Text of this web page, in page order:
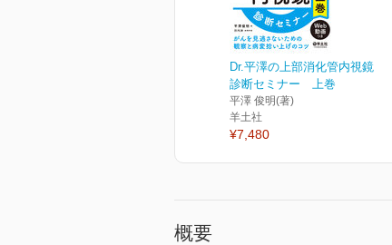
Dr.平澤の上部消化管内視鏡
診断セミナー 上巻
平澤 俊明(著)
羊土社
¥7,480
概要